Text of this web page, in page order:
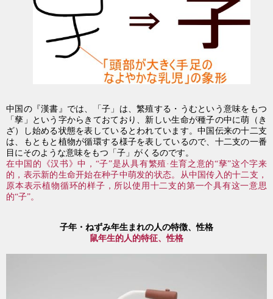
中国の『漢書』では、「子」は、繁殖する ・ うむという意味をもつ
「孳」という字からきておており、新しい生命が種子の中に萌（き
ざ）し始める状態を表しているとわれています。中国伝来の十二支
は、もともと植物が循環する様子を表しているので、十二支の一番
目にそのような意味をもつ「子」がくるのです。
在中国的《汉书》中，“子”是从具有繁殖·生育之意的“孳”这个字来
的，表示新的生命开始在种子中萌发的状态。从中国传入的十二支，
原本表示植物循环的样子，所以使用十二支的第一个具有这一意思
的“子”。
子年 ・ ねずみ年生まれの人の特徴、性格
鼠年生的人的特征、性格